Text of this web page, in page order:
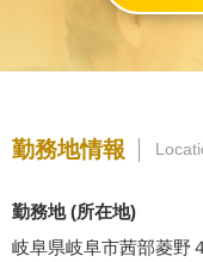
勤務地情報
勤務地 (所在地)
岐阜県岐阜市茜部菱野